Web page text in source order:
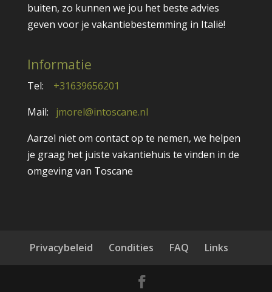
buiten, zo kunnen we jou het beste advies
geven voor je vakantiebestemming in Italië!
Informatie
Tel: +31639656201
Mail: jmorel@intoscane.nl
Aarzel niet om contact op te nemen, we helpen
je graag het juiste vakantiehuis te vinden in de
omgeving van Toscane
Privacybeleid Condities FAQ Links